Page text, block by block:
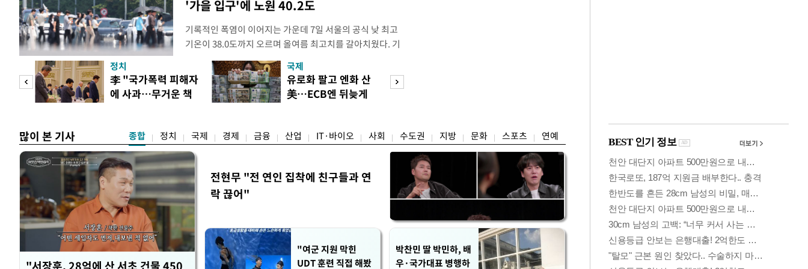
'가을 입구'에 노원 40.2도
기록적인 폭염이 이어지는 가운데 7일 서울의 공식 낮 최고
기온이 38.0도까지 오르며 올여름 최고치를 갈아치웠다. 기
상청에 따르면 이날 서울 지점의 일 최고기온은 38.0도로, 종
관기상관측(ASOS) 기준 1907년 관측 이래 역대 4위에 해당
한다. 서울의 역대 1위 기록은 2018년 8월 1일의 39.6도다.
자동기상관측장비(AWS)
정치
李 "국가폭력 피해자
에 사과…무거운 책
국제
유로화 팔고 엔화 산
美…ECB엔 뒤늦게
많이 본 기사 종합 정치 국제 경제 금융 산업 IT·바이오 사회 수도권 지방 문화 스포츠 연예
"서장훈, 28억에 산 서초 건물 450
전현무 "전 연인 집착에 친구들과 연
락 끊어"
"여군 지원 막힌
UDT 훈련 직접 해봤
박찬민 딸 박민하, 배
우·국가대표 병행하